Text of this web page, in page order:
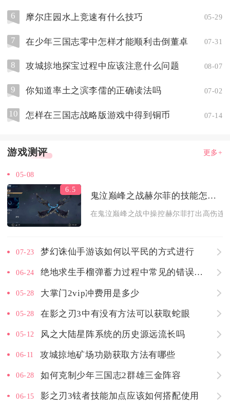
6 摩尔庄园水上竞速有什么技巧 05-29
7 在少年三国志零中怎样才能顺利击倒董卓 07-31
8 攻城掠地探宝过程中应该注意什么问题 08-07
9 你知道率土之滨李儒的正确读法吗 07-02
10 怎样在三国志战略版游戏中得到铜币 07-14
游戏测评 更多+
05-08
6.5
鬼泣巅峰之战赫尔菲的技能怎么使用
在鬼泣巅峰之战中操控赫尔菲打出高伤连
07-23 梦幻诛仙手游该如何以平民的方式进行
06-24 绝地求生手榴弹蓄力过程中常见的错误有哪些
05-28 大掌门2vip冲费用是多少
05-28 在影之刃3中有没有方法可以获取蛇眼
05-12 风之大陆星阵系统的历史源远流长吗
06-11 攻城掠地矿场功勋获取方法有哪些
06-28 如何克制少年三国志2群雄三金阵容
06-15 影之刃3铉者技能加点应该如何搭配使用